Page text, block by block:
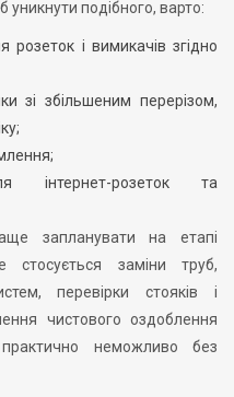
подібного, варто:
розеток і вимикачів згідно
зі збільшеним перерізом,
інтернет-розеток та
запланувати на етапі
стосується заміни труб,
перевірки стояків і
чистового оздоблення
неможливо без